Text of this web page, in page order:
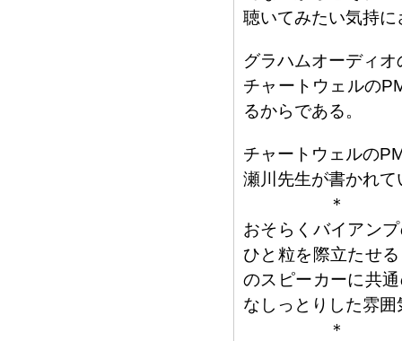
聴いてみたい気持
グラハムオーディ
チャートウェルの
るからである。
チャートウェルの
瀬川先生が書かれて
＊
おそらくバイアン
ひと粒を際立たせ
のスピーカーに共
なしっとりした雰
＊